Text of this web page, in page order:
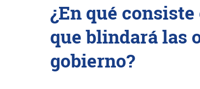
¿En qué
que blindará las
gobierno?